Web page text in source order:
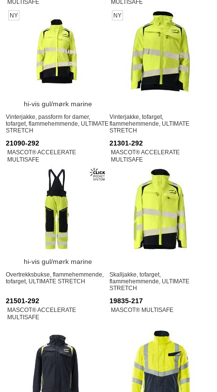
MULTISAFE
NY
hi-vis gul/mørk marine
Vinterjakke, passform for damer,
tofarget, flammehemmende, ULTIMATE
STRETCH
MULTISAFE
NY
Vinterjakke, tofarget,
flammehemmende, ULTIMATE
STRETCH
21090-292
MASCOT® ACCELERATE
MULTISAFE
hi-vis gul/mørk marine
Overtrekksbukse, flammehemmende,
tofarget, ULTIMATE STRETCH
21301-292
MASCOT® ACCELERATE
MULTISAFE
Skalljakke, tofarget,
flammehemmende, ULTIMATE
STRETCH
21501-292
MASCOT® ACCELERATE
MULTISAFE
19835-217
MASCOT® MULTISAFE